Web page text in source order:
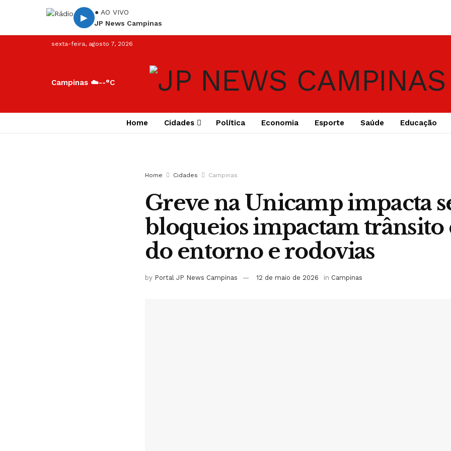
▶
● AO VIVO
JP News Campinas
sexta-feira, agosto 7, 2026
Campinas ☁️--°C
Home Cidades Política Economia Esporte Saúde Educação
Home Cidades Campinas
Greve na Unicamp impacta
bloqueios impactam trânsito
do entorno e rodovias
by Portal JP News Campinas 12 de maio de 2026 in Campinas